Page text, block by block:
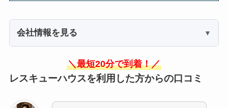
会社情報を見る
＼最短20分で到着！／
レスキューハウスを利用した方からの口コミ